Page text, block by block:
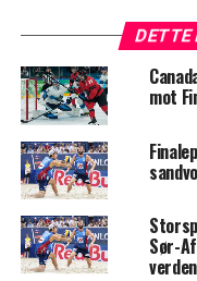
DETTE
mot
Sør-